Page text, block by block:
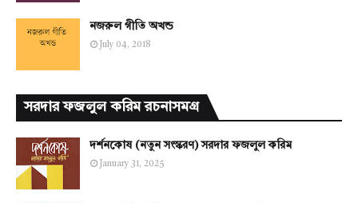
নজরুল গীতি অখন্ড
July 04, 2018
সরদার ফজলুল করিম রচনাসমগ্র
দর্শনকোষ (নতুন সংস্করণ) সরদার ফজলুল করিম
January 31, 2025